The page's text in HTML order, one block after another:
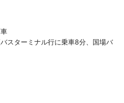
スターミナル行に乗車8分、国場バ